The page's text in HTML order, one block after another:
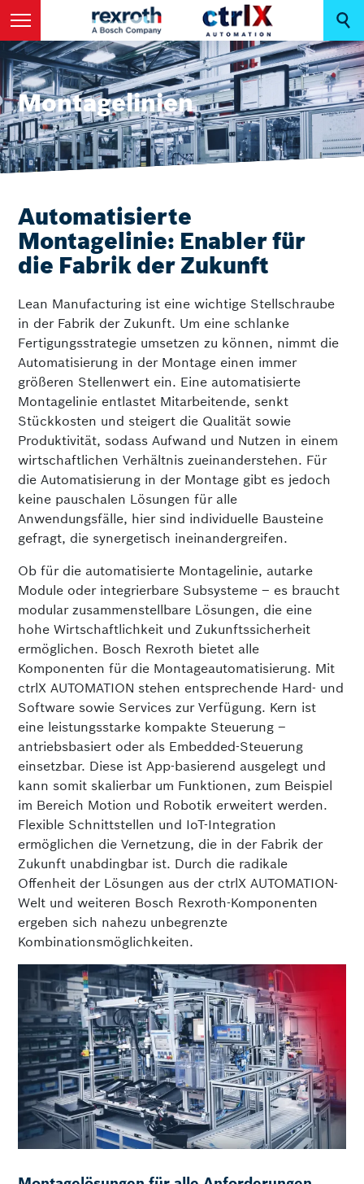
Montagelinien
Automatisierte
Montagelinie: Enabler für
die Fabrik der Zukunft
Lean Manufacturing ist eine wichtige Stellschraube
in der Fabrik der Zukunft. Um eine schlanke
Fertigungsstrategie umsetzen zu können, nimmt die
Automatisierung in der Montage einen immer
größeren Stellenwert ein. Eine automatisierte
Montagelinie entlastet Mitarbeitende, senkt
Stückkosten und steigert die Qualität sowie
Produktivität, sodass Aufwand und Nutzen in einem
wirtschaftlichen Verhältnis zueinanderstehen. Für
die Automatisierung in der Montage gibt es jedoch
keine pauschalen Lösungen für alle
Anwendungsfälle, hier sind individuelle Bausteine
gefragt, die synergetisch ineinandergreifen.
Ob für die automatisierte Montagelinie, autarke
Module oder integrierbare Subsysteme – es braucht
modular zusammenstellbare Lösungen, die eine
hohe Wirtschaftlichkeit und Zukunfts­sicherheit
ermöglichen. Bosch Rexroth bietet alle
Komponenten für die Montageautomati­sierung. Mit
ctrlX AUTOMATION stehen entsprechende Hard- und
Software sowie Services zur Verfügung. Kern ist
eine leistungsstarke kompakte Steuerung –
antriebsbasiert oder als Embedded-Steuerung
einsetzbar. Diese ist App-basierend ausgelegt und
kann somit skalierbar um Funktionen, zum Beispiel
im Bereich Motion und Robotik erweitert werden.
Flexible Schnittstellen und IoT-Integration
ermöglichen die Vernetzung, die in der Fabrik der
Zukunft unabdingbar ist. Durch die radikale
Offenheit der Lösungen aus der ctrlX AUTOMATION-
Welt und weiteren Bosch Rexroth-Komponenten
ergeben sich nahezu unbegrenzte
Kombinationsmöglichkeiten.